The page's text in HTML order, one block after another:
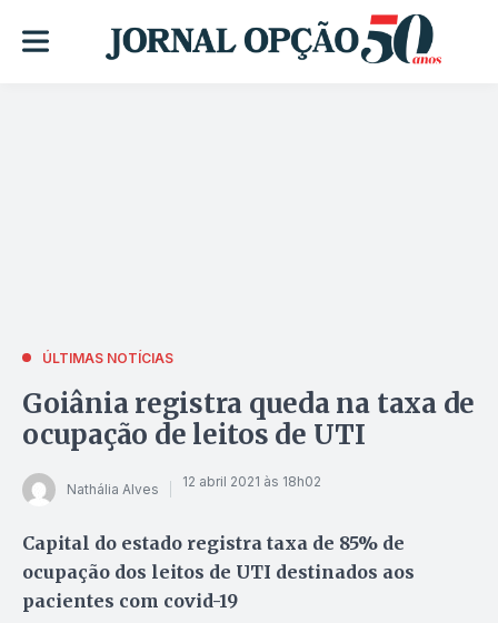
ÚLTIMAS NOTÍCIAS
Goiânia registra queda na taxa de
ocupação de leitos de UTI
Nathália Alves 12 abril 2021 às 18h02
Capital do estado registra taxa de 85% de
ocupação dos leitos de UTI destinados aos
pacientes com covid-19